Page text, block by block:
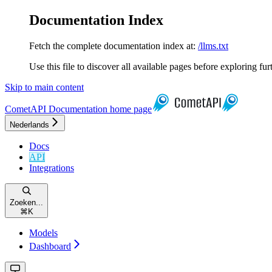
Documentation Index
Fetch the complete documentation index at: /llms.txt
Use this file to discover all available pages before exploring
Skip to main content
CometAPI Documentation home page
Nederlands
Docs
API
Integrations
Zoeken...
⌘ K
Models
Dashboard